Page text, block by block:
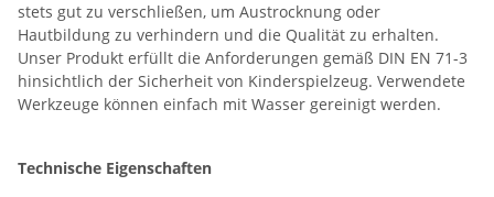
stets gut zu verschließen, um Austrocknung oder
Hautbildung zu verhindern und die Qualität zu erhalten.
Unser Produkt erfüllt die Anforderungen gemäß DIN EN 71-3
hinsichtlich der Sicherheit von Kinderspielzeug. Verwendete
Werkzeuge können einfach mit Wasser gereinigt werden.
Technische Eigenschaften